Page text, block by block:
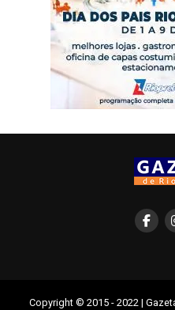
Copyright © 2015 - 2022 |